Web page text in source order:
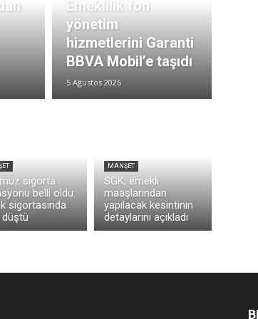
Emeklilik fon
yönetim
hizmetlerini Garanti
BBVA Mobil’e taşıdı
5 Ağustos 2026
sigorta
belli oldu:
sigortasında
MANŞET
SGK, emekli
maaşlarından
yapılacak kesintinin
detaylarını açıkladı